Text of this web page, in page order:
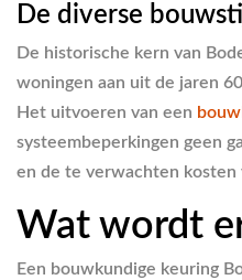
De diverse
De historische kern van
woningen aan uit de jaren
Het uitvoeren van een
systeembeperkingen geen
en de te verwachten
Wat wordt
Een bouwkundige keuring